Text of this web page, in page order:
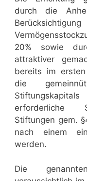
durch die
20% sowie
attraktiver
bereits im
die
erforderliche
Stiftungen gem.
nach einem
werden.
Die